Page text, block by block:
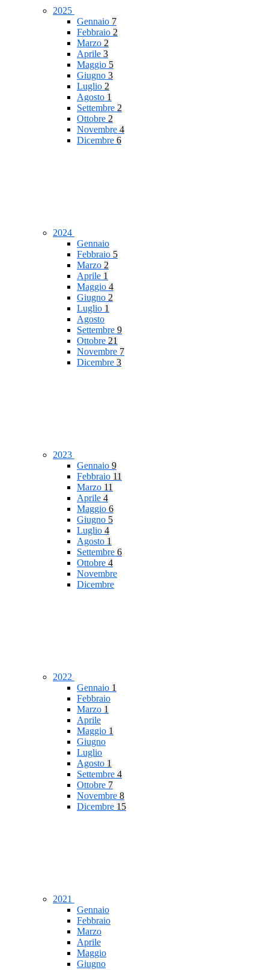
2025
Gennaio 7
Febbraio 2
Marzo 2
Aprile 3
Maggio 5
Giugno 3
Luglio 2
Agosto 1
Settembre 2
Ottobre 2
Novembre 4
Dicembre 6
2024
Gennaio
Febbraio 5
Marzo 2
Aprile 1
Maggio 4
Giugno 2
Luglio 1
Agosto
Settembre 9
Ottobre 21
Novembre 7
Dicembre 3
2023
Gennaio 9
Febbraio 11
Marzo 11
Aprile 4
Maggio 6
Giugno 5
Luglio 4
Agosto 1
Settembre 6
Ottobre 4
Novembre
Dicembre
2022
Gennaio 1
Febbraio
Marzo 1
Aprile
Maggio 1
Giugno
Luglio
Agosto 1
Settembre 4
Ottobre 7
Novembre 8
Dicembre 15
2021
Gennaio
Febbraio
Marzo
Aprile
Maggio
Giugno